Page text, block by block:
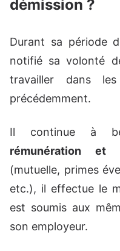
démission ?
Durant sa période
notifié sa volonté
travailler dans
précédemment.
Il continue à
rémunération et
(mutuelle, primes
etc.), il effectue le
est soumis aux
son employeur.